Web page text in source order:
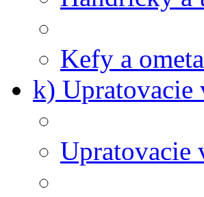
Kefy a
k) Upratovacie
Upratovacie